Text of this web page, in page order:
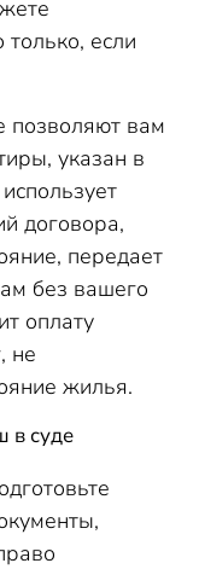
если
позволяют вам
указан в
договора,
передает
без вашего
оплату
не
жилья.
в суде